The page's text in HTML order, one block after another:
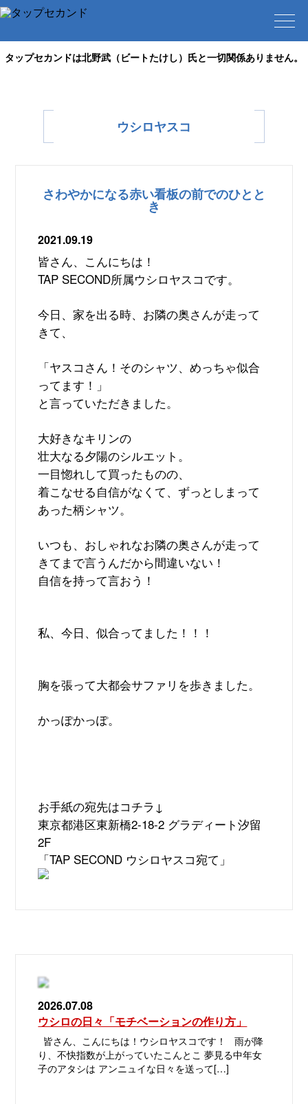
タップセカンドは北野武（ビートたけし）氏と一切関係ありません。
ウシロヤスコ
さわやかになる赤い看板の前でのひとと
き
2021.09.19
皆さん、こんにちは！
TAP SECOND所属ウシロヤスコです。
今日、家を出る時、お隣の奥さんが走って
きて、
「ヤスコさん！そのシャツ、めっちゃ似合
ってます！」
と言っていただきました。
大好きなキリンの
壮大なる夕陽のシルエット。
一目惚れして買ったものの、
着こなせる自信がなくて、ずっとしまって
あった柄シャツ。
いつも、おしゃれなお隣の奥さんが走って
きてまで言うんだから間違いない！
自信を持って言おう！
私、今日、似合ってました！！！
胸を張って大都会サファリを歩きました。
かっぽかっぽ。
お手紙の宛先はコチラ ↓
東京都港区東新橋2-18-2 グラディート汐留
2F
「TAP SECOND ウシロヤスコ宛て」
2026.07.08
ウシロの日々「モチベーションの作り方」
皆さん、こんにちは！ウシロヤスコです！ 雨が降
り、不快指数が上がっていたこんとこ 夢見る中年女
子のアタシは アンニュイな日々を送って[…]